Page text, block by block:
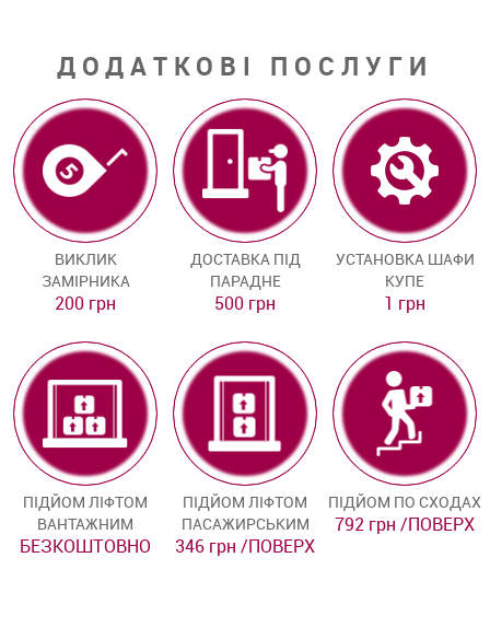
ДОДАТКОВІ ПОСЛУГИ
ВИКЛИК
ЗАМІРНИКА
200 грн
ДОСТАВКА ПІД
ПАРАДНЕ
500 грн
УСТАНОВКА ШАФИ
КУПЕ
1 грн
ПІДЙОМ ЛІФТОМ
ВАНТАЖНИМ
БЕЗКОШТОВНО
ПІДЙОМ ЛІФТОМ
ПАСАЖИРСЬКИМ
346 грн /ПОВЕРХ
ПІДЙОМ ПО СХОДАХ
792 грн /ПОВЕРХ